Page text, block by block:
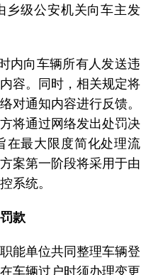
级公安机关向车主发
内向车辆所有人发送违
容。同时，相关规定将
对通知内容进行反馈。
将通过网络发出处罚决
在最大限度简化处理流
案第一阶段将采用于由
系统。
款
能单位共同整理车辆登
车辆过户时须办理变更